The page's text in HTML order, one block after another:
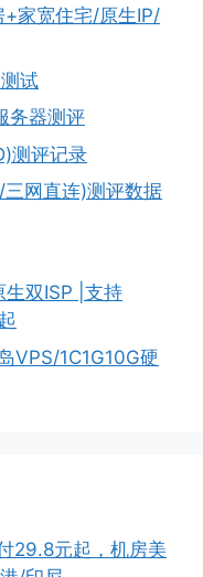
家宽住宅/原生IP/
试
务器测评
测评记录
网直连)测评数据
生双ISP |支持
VPS/1C1G10G硬
29.8元起，机房美